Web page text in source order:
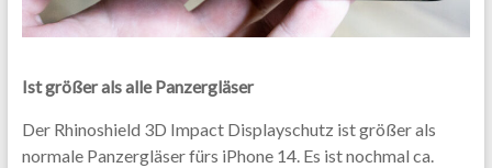
Ist größer als alle Panzergläser
Der Rhinoshield 3D Impact Displayschutz ist größer als
normale Panzergläser fürs iPhone 14. Es ist nochmal ca.